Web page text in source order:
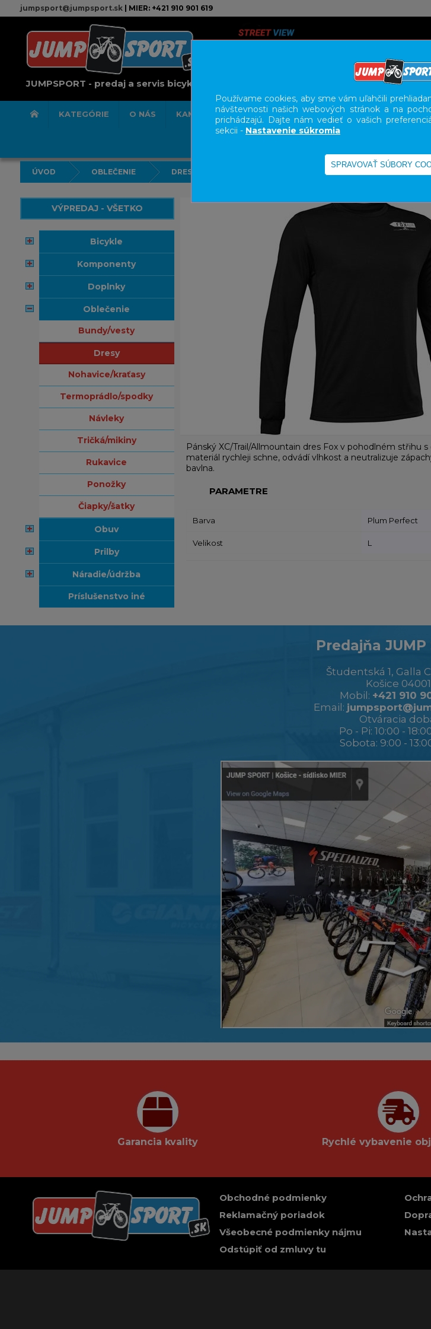
jumpsport@jumpsport.sk| MIER: +421 910 901 619
JUMPSPORT - predaj a servis bicyklov
KATEGÓRIE O NÁS KAMENNÁ PREDAJNA SERVIS SLUŽBY KARIÉRA
ÚVOD OBLEČENIE DRESY
VÝPREDAJ - VŠETKO
bicykle
komponenty
doplnky
oblečenie
bundy/vesty
dresy
nohavice/kraťasy
termoprádlo/spodky
návleky
tričká/mikiny
rukavice
ponožky
čiapky/šatky
obuv
prilby
náradie/údržba
príslušenstvo iné
Pánský XC/Trail/Allmountain dres Fox v pohodlném střihu
materiál rychleji schne, odvádí vlhkost a neutralizuje
bavlna.
PARAMETRE
Barva Plum Perfect
Velikost L
Predajňa JUMP
Študentská 1, Galla
Košice 04001
Mobil: +421 910
Email:
Otváracia
Po - Pi: 10:00 -
Sobota: 9:00 -
Garancia kvality Rychlé vybavenie
Obchodné podmienky
Reklamačný poriadok
Všeobecné podmienky nájmu
Odstúpiť od zmluvy tu
Používame cookies, aby sme vám uľahčili
návštevnosti našich webových stránok a na
prichádzajú. Dajte nám vedieť o vašich
sekcii - Nastavenie súkromia